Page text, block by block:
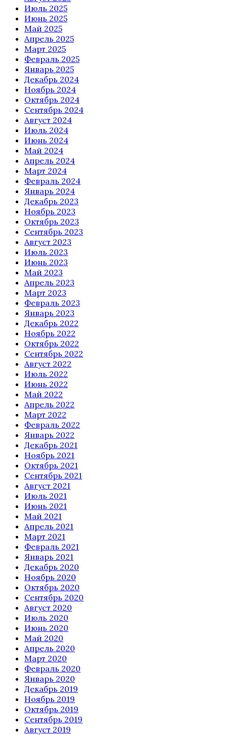
Июль 2025
Июнь 2025
Май 2025
Апрель 2025
Март 2025
Февраль 2025
Январь 2025
Декабрь 2024
Ноябрь 2024
Октябрь 2024
Сентябрь 2024
Август 2024
Июль 2024
Июнь 2024
Май 2024
Апрель 2024
Март 2024
Февраль 2024
Январь 2024
Декабрь 2023
Ноябрь 2023
Октябрь 2023
Сентябрь 2023
Август 2023
Июль 2023
Июнь 2023
Май 2023
Апрель 2023
Март 2023
Февраль 2023
Январь 2023
Декабрь 2022
Ноябрь 2022
Октябрь 2022
Сентябрь 2022
Август 2022
Июль 2022
Июнь 2022
Май 2022
Апрель 2022
Март 2022
Февраль 2022
Январь 2022
Декабрь 2021
Ноябрь 2021
Октябрь 2021
Сентябрь 2021
Август 2021
Июль 2021
Июнь 2021
Май 2021
Апрель 2021
Март 2021
Февраль 2021
Январь 2021
Декабрь 2020
Ноябрь 2020
Октябрь 2020
Сентябрь 2020
Август 2020
Июль 2020
Июнь 2020
Май 2020
Апрель 2020
Март 2020
Февраль 2020
Январь 2020
Декабрь 2019
Ноябрь 2019
Октябрь 2019
Сентябрь 2019
Август 2019